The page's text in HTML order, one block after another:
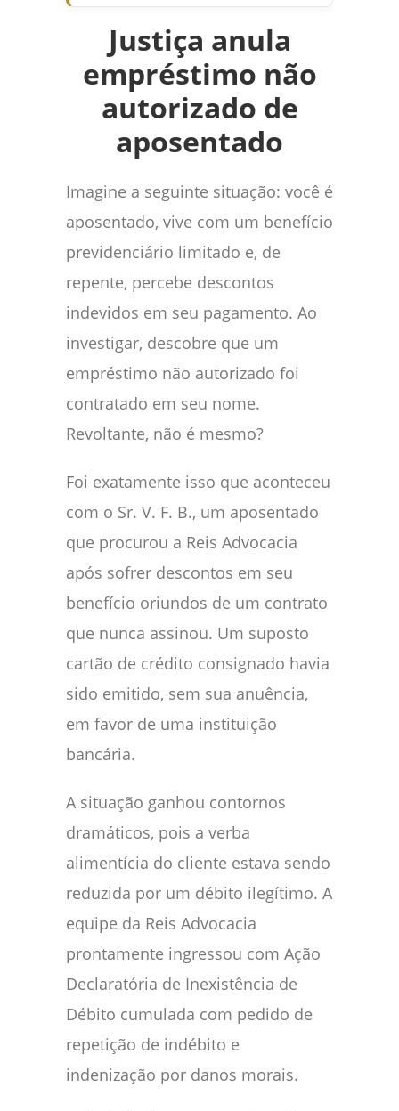
Justiça anula
empréstimo não
autorizado de
aposentado
Imagine a seguinte situação: você é
aposentado, vive com um benefício
previdenciário limitado e, de
repente, percebe descontos
indevidos em seu pagamento. Ao
investigar, descobre que um
empréstimo não autorizado foi
contratado em seu nome.
Revoltante, não é mesmo?
Foi exatamente isso que aconteceu
com o Sr. V. F. B., um aposentado
que procurou a Reis Advocacia
após sofrer descontos em seu
benefício oriundos de um contrato
que nunca assinou. Um suposto
cartão de crédito consignado havia
sido emitido, sem sua anuência,
em favor de uma instituição
bancária.
A situação ganhou contornos
dramáticos, pois a verba
alimentícia do cliente estava sendo
reduzida por um débito ilegítimo. A
equipe da Reis Advocacia
prontamente ingressou com Ação
Declaratória de Inexistência de
Débito cumulada com pedido de
repetição de indébito e
indenização por danos morais.